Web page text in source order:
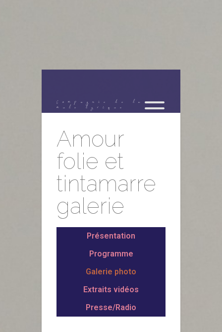
Compagnie de la
mule lyrique
Amour
folie et
tintamarre
galerie
Présentation
Programme
Galerie photo
Extraits vidéos
Presse/Radio